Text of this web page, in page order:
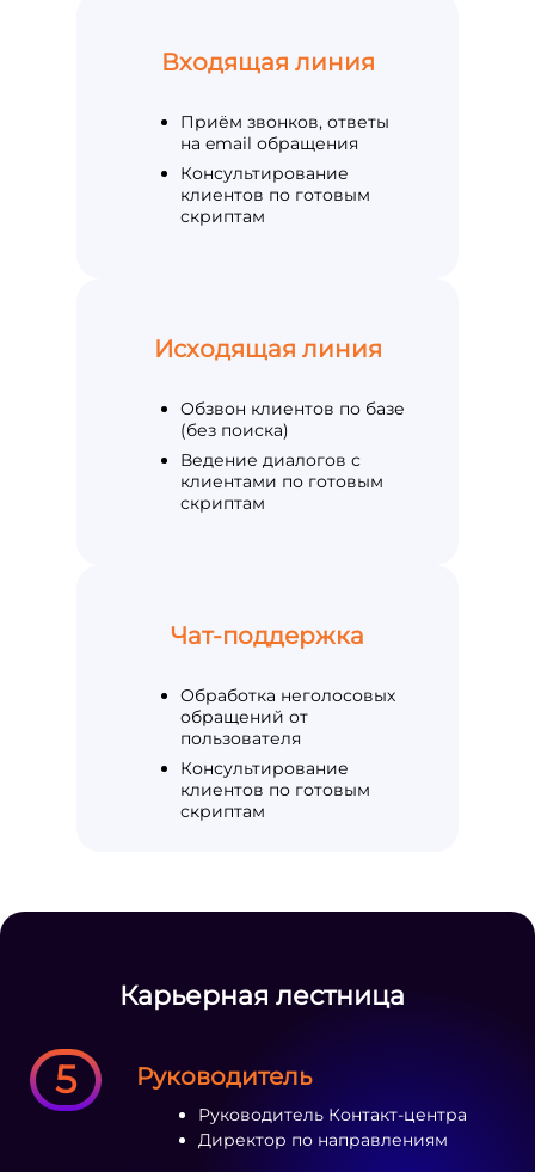
Входящая линия
Приём звонков, ответы
на email обращения
Консультирование
клиентов по готовым
скриптам
Исходящая линия
Обзвон клиентов по базе
(без поиска)
Ведение диалогов с
клиентами по готовым
скриптам
Чат-поддержка
Обработка неголосовых
обращений от
пользователя
Консультирование
клиентов по готовым
скриптам
Карьерная лестница
5 Руководитель
Руководитель Контакт-центра
Директор по направлениям